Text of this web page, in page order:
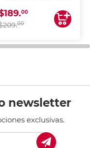
00
00
newsletter
exclusivas.